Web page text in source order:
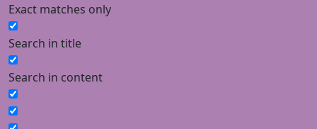
Exact matches only
Search in title
Search in content